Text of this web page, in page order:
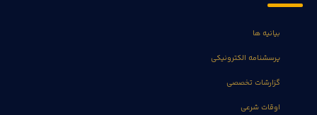
بیانیه ها
پرسشنامه الکترونیکی
گزارشات تخصصی
اوقات شرعی